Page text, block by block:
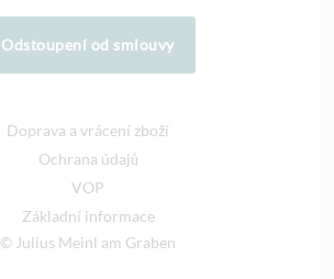
Odstoupení od smlouvy
Doprava a vrácení zboží
Ochrana údajů
VOP
Základní informace
© Julius Meinl am Graben